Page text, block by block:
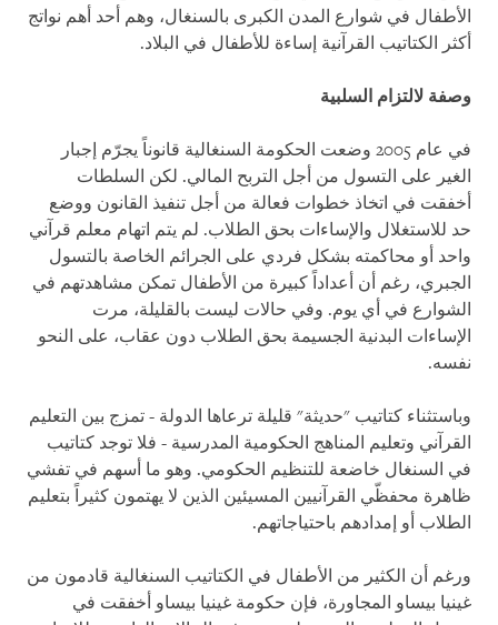
الأطفال في شوارع المدن الكبرى بالسنغال، وهم أحد أهم نواتج
أكثر الكتاتيب القرآنية إساءة للأطفال في البلاد.
وصفة لالتزام السلبية
في عام 2005 وضعت الحكومة السنغالية قانوناً يجرّم إجبار
الغير على التسول من أجل التربح المالي. لكن السلطات
أخفقت في اتخاذ خطوات فعالة من أجل تنفيذ القانون ووضع
حد للاستغلال والإساءات بحق الطلاب. لم يتم اتهام معلم قرآني
واحد أو محاكمته بشكل فردي على الجرائم الخاصة بالتسول
الجبري، رغم أن أعداداً كبيرة من الأطفال تمكن مشاهدتهم في
الشوارع في أي يوم. وفي حالات ليست بالقليلة، مرت
الإساءات البدنية الجسيمة بحق الطلاب دون عقاب، على النحو
نفسه.
وباستثناء كتاتيب "حديثة" قليلة ترعاها الدولة - تمزج بين التعليم
القرآني وتعليم المناهج الحكومية المدرسية - فلا توجد كتاتيب
في السنغال خاضعة للتنظيم الحكومي. وهو ما أسهم في تفشي
ظاهرة محفظّي القرآنيين المسيئين الذين لا يهتمون كثيراً بتعليم
الطلاب أو إمدادهم باحتياجاتهم.
ورغم أن الكثير من الأطفال في الكتاتيب السنغالية قادمون من
غينيا بيساو المجاورة، فإن حكومة غينيا بيساو أخفقت في